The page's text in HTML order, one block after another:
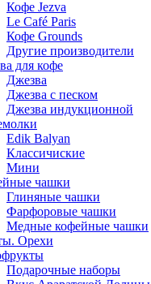
Кофе Jezva
Le Café Paris
Кофе Grounds
Другие производители
для кофе
Джезва
Джезва с песком
Джезва индукционной
Edik Balyan
Классичиские
Мини
чашки
Глиняные чашки
Фарфоровые чашки
Медные кофейные чашки
Орехи
Подарочные наборы